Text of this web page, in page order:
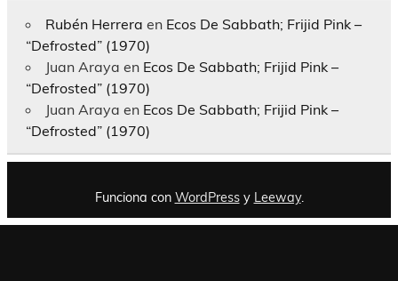
Rubén Herrera en Ecos De Sabbath; Frijid Pink –
“Defrosted” (1970)
Juan Araya en Ecos De Sabbath; Frijid Pink –
“Defrosted” (1970)
Juan Araya en Ecos De Sabbath; Frijid Pink –
“Defrosted” (1970)
Funciona con WordPressy Leeway.